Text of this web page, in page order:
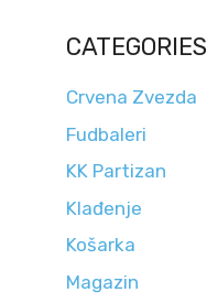
CATEGORIES
Crvena Zvezda
Fudbaleri
KK Partizan
Klađenje
Košarka
Magazin